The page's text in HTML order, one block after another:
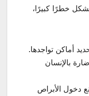
خطرًا كبيرًا،
أماكن تواجدها.
بالإنسان
دخول الأبراص